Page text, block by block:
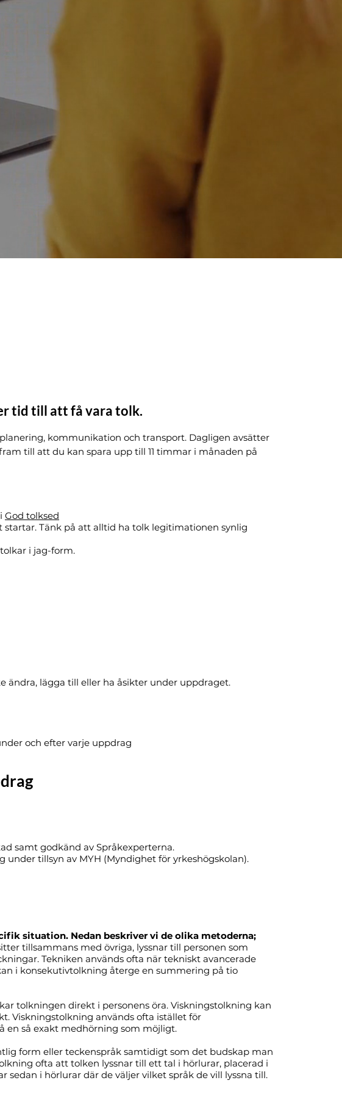
tid till att få vara tolk.
kommunikation och transport. Dagligen avsätter
till att du kan spara upp till 11 timmar i månaden på
God tolksed
Tänk på att alltid ha tolk legitimationen synlig
i jag-form.
ändra, lägga till eller ha åsikter under uppdraget.
och efter varje uppdrag
samt godkänd av Språkexperterna.
tillsyn av MYH (Myndighet för yrkeshögskolan).
situation. Nedan beskriver vi de olika metoderna;
tillsammans med övriga, lyssnar till personen som
Tekniken används ofta när tekniskt avancerade
i konsekutivtolkning återge en summering på tio
tolkningen direkt i personens öra. Viskningstolkning kan
Viskningstolkning används ofta istället för
en så exakt medhörning som möjligt.
form eller teckenspråk samtidigt som det budskap man
ofta att tolken lyssnar till ett tal i hörlurar, placerad i
i hörlurar där de väljer vilket språk de vill lyssna till.